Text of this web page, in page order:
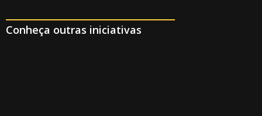
Conheça outras iniciativas